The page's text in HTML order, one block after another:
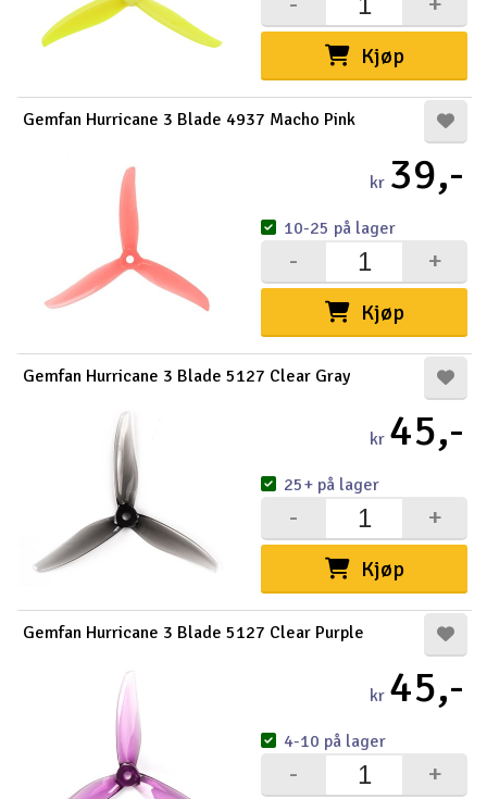
Kjøp
Gemfan Hurricane 3 Blade 4937 Macho Pink
kr 39,-
Kjøp
+
-
10-25 på lager
Gemfan Hurricane 3 Blade 5127 Clear Gray
kr 45,-
Kjøp
+
-
25+ på lager
Gemfan Hurricane 3 Blade 5127 Clear Purple
kr 45,-
+
-
4-10 på lager